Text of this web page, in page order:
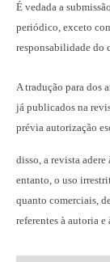
É vedada a
periódico, exceto
responsabilidade do
A tradução para dos
já publicados na
prévia autorização
disso, a revista adere
entanto, o uso
quanto comerciais,
referentes à autoria